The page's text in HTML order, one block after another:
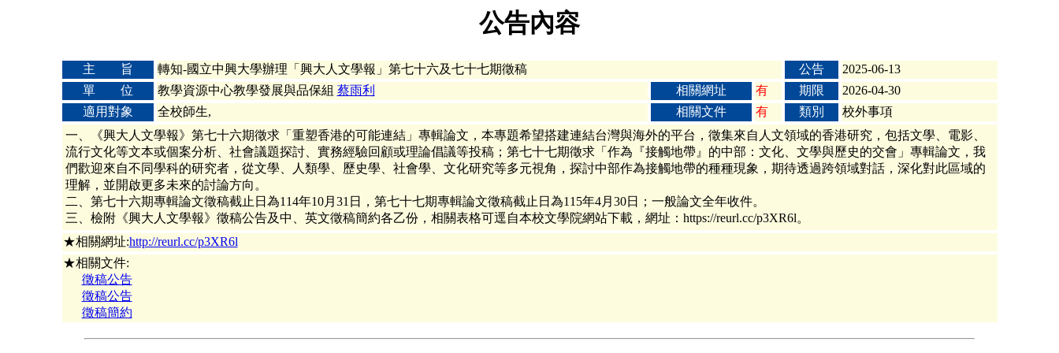
公告內容
主 旨 轉知-國立中興大學辦理「興大人文學報」第七十六及七十七期徵稿 公告
2025-06-13
單 位
教學資源中心教學發展與品保組 蔡雨利 相關網址 有 期限
2026-04-30
適用對象
全校師生, 相關文件 有 類別
校外事項
一、《興大人文學報》第七十六期徵求「重塑香港的可能連結」專輯論文，本專題希望搭建連結台灣與海外的平台，徵集來自人文領域的香港研究，包括文學、電影、
流行文化等文本或個案分析、社會議題探討、實務經驗回顧或理論倡議等投稿；第七十七期徵求「作為『接觸地帶』的中部：文化、文學與歷史的交會」專輯論文，我
們歡迎來自不同學科的研究者，從文學、人類學、歷史學、社會學、文化研究等多元視角，探討中部作為接觸地帶的種種現象，期待透過跨領域對話，深化對此區域的
理解，並開啟更多未來的討論方向。
二、第七十六期專輯論文徵稿截止日為114年10月31日，第七十七期專輯論文徵稿截止日為115年4月30日；一般論文全年收件。
三、檢附《興大人文學報》徵稿公告及中、英文徵稿簡約各乙份，相關表格可逕自本校文學院網站下載，網址：https://reurl.cc/p3XR6l。
★相關網址:http://reurl.cc/p3XR6l
★相關文件:
徵稿公告
徵稿公告
徵稿簡約